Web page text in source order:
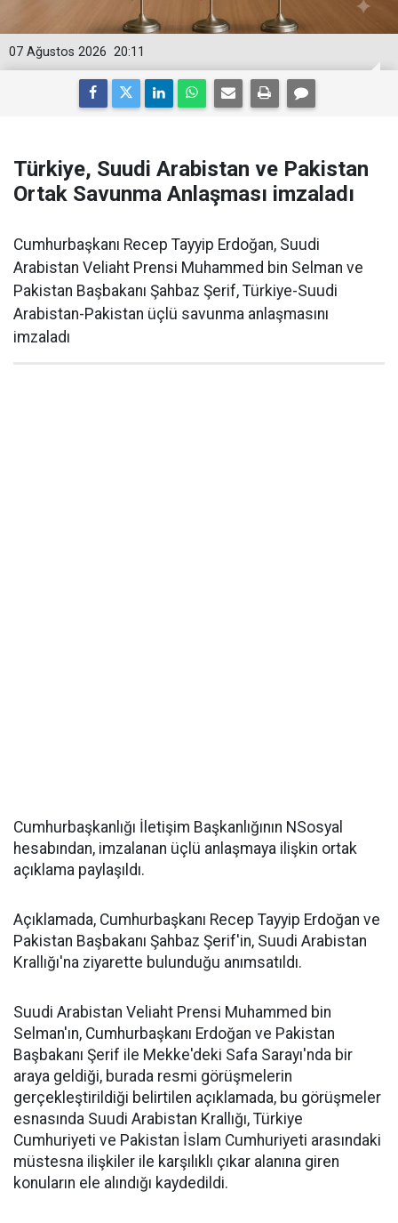
20:11
07 Ağustos 2026
Türkiye, Suudi Arabistan ve Pakistan
Ortak Savunma Anlaşması imzaladı
Cumhurbaşkanı Recep Tayyip Erdoğan, Suudi
Arabistan Veliaht Prensi Muhammed bin Selman ve
Pakistan Başbakanı Şahbaz Şerif, Türkiye-Suudi
Arabistan-Pakistan üçlü savunma anlaşmasını
imzaladı
Cumhurbaşkanlığı İletişim Başkanlığının NSosyal
hesabından, imzalanan üçlü anlaşmaya ilişkin ortak
açıklama paylaşıldı.
Açıklamada, Cumhurbaşkanı Recep Tayyip Erdoğan ve
Pakistan Başbakanı Şahbaz Şerif'in, Suudi Arabistan
Krallığı'na ziyarette bulunduğu anımsatıldı.
Suudi Arabistan Veliaht Prensi Muhammed bin
Selman'ın, Cumhurbaşkanı Erdoğan ve Pakistan
Başbakanı Şerif ile Mekke'deki Safa Sarayı'nda bir
araya geldiği, burada resmi görüşmelerin
gerçekleştirildiği belirtilen açıklamada, bu görüşmeler
esnasında Suudi Arabistan Krallığı, Türkiye
Cumhuriyeti ve Pakistan İslam Cumhuriyeti arasındaki
müstesna ilişkiler ile karşılıklı çıkar alanına giren
konuların ele alındığı kaydedildi.